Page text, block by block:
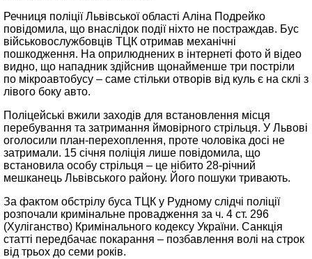
Речниця поліції Львівської області Аліна Подрейко
повідомила, що внаслідок події ніхто не постраждав. Бус
військовослужбовців ТЦК отримав механічні
пошкодження. На оприлюднених в інтернеті фото й відео
видно, що нападник здійснив щонайменше три постріли
по мікроавтобусу – саме стільки отворів від куль є на склі з
лівого боку авто.
Поліцейські вжили заходів для встановлення місця
перебування та затримання ймовірного стрільця. У Львові
оголосили план-перехоплення, проте чоловіка досі не
затримали. 15 січня поліція лише повідомила, що
встановила особу стрільця – це нібито 28-річний
мешканець Львівського району. Його пошуки тривають.
За фактом обстрілу буса ТЦК у Рудному слідчі поліції
розпочали кримінальне провадження за ч. 4 ст. 296
(Хуліганство) Кримінального кодексу України. Санкція
статті передбачає покарання – позбавлення волі на строк
від трьох до семи років.